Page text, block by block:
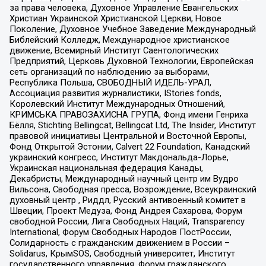
за права человека, Духовное Управление Евангельских
Христиан Украинской Христианской Церкви, Новое
Поколение, Духовное Учебное Заведение Международный
Библейский Колледж, Международное христианское
движение, Всемирный Институт Саентологических
Предприятий, Церковь Духовной Технологии, Европейская
сеть организаций по наблюдению за выборами,
Республика Польша, СВОБОДНЫЙ ИДЕЛЬ-УРАЛ,
Ассоциация развития журналистики, IStories fonds,
Королевский Институт Международных Отношений,
КРИМСЬКА ПРАВОЗАХИСНА ГРУПА, Фонд имени Генриха
Бёлля, Stichting Bellingcat, Bellingcat Ltd, The Insider, Институт
правовой инициативы Центральной и Восточной Европы,
Фонд Открытой Эстонии, Calvert 22 Foundation, Канадский
украинский конгресс, Институт Макдональда-Лорье,
Украинская национальная федерация Канады,
Декабристы, Международный научный центр им Вудро
Вильсона, Свободная пресса, Возрождение, Всеукраинский
духовный центр , Риддл, Русский антивоенный комитет в
Швеции, Проект Медуза, Фонд Андрея Сахарова, Форум
свободной России, Лига Свободных Наций, Transparеncy
International, Форум Свободных Народов ПостРоссии,
Солидарность с гражданским движением в России –
Solidarus, КрымSOS, Свободный университет, Институт